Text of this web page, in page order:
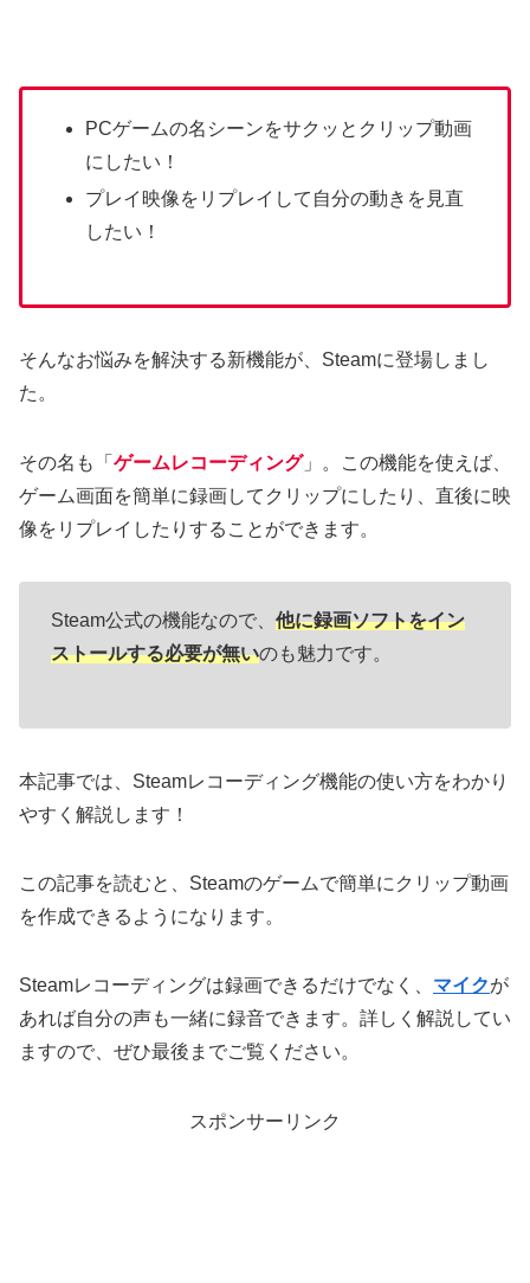
PCゲームの名シーンをサクッとクリップ動画
にしたい！
プレイ映像をリプレイして自分の動きを見直
したい！
そんなお悩みを解決する新機能が、Steamに登場しまし
た。
その名も「 ゲームレコーディング」。この機能を使えば、
ゲーム画面を簡単に録画してクリップにしたり、直後に映
像をリプレイしたりすることができます。
Steam公式の機能なので、 他に録画ソフトをイン
ストールする必要が無いのも魅力です。
本記事では、Steamレコーディング機能の使い方をわかり
やすく解説します！
この記事を読むと、Steamのゲームで簡単にクリップ動画
を作成できるようになります。
Steamレコーディングは録画できるだけでなく、 マイクが
あれば自分の声も一緒に録音できます。詳しく解説してい
ますので、ぜひ最後までご覧ください。
スポンサーリンク